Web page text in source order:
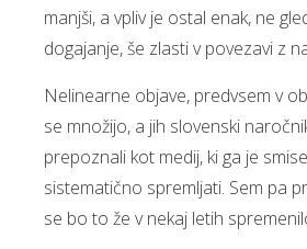
manjši, a vpliv je ostal enak, ne
dogajanje, še zlasti v povezavi z
Nelinearne objave, predvsem v
se množijo, a jih slovenski
prepoznali kot medij, ki ga je
sistematično spremljati. Sem pa
se bo to že v nekaj letih